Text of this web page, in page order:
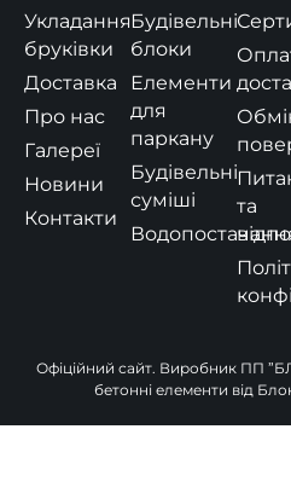
Укладання
бруківки
Доставка
Про нас
Галереї
Новини
Контакти
Будівельні
блоки
Елементи
для
паркану
Будівельні
суміші
та
Офіційний сайт. Виробник ПП
бетонні елементи від